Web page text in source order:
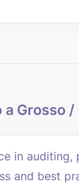
Grosso
in
and best